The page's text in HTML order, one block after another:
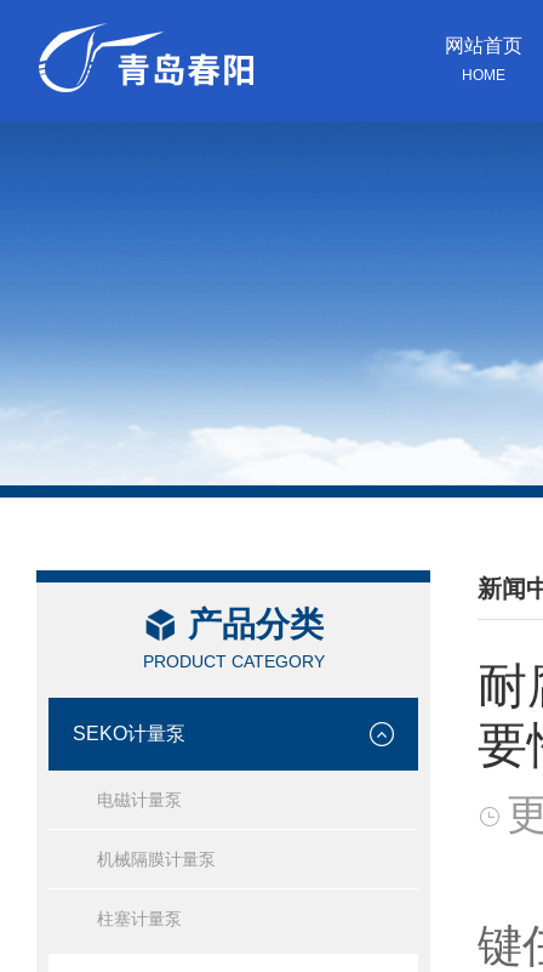
网站首页
HOME
产品分类
PRODUCT CATEGORY
SEKO计量泵
电磁计量泵
机械隔膜计量泵
柱塞计量泵
新闻
/
耐
要
键